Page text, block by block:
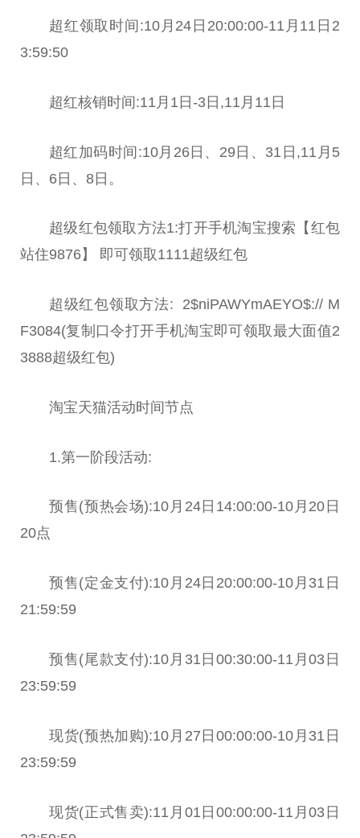
超红领取时间:10月24日20:00:00-11月11日2
3:59:50
超红核销时间:11月1日-3日,11月11日
超红加码时间:10月26日、29日、31日,11月5
日、6日、8日。
超级红包领取方法1:打开手机淘宝搜索【红包
站住9876】 即可领取1111超级红包
超级红包领取方法: 2$niPAWYmAEYO$:// M
F3084(复制口令打开手机淘宝即可领取最大面值2
3888超级红包)
淘宝天猫活动时间节点
1.第一阶段活动:
预售(预热会场):10月24日14:00:00-10月20日
20点
预售(定金支付):10月24日20:00:00-10月31日
21:59:59
预售(尾款支付):10月31日00:30:00-11月03日
23:59:59
现货(预热加购):10月27日00:00:00-10月31日
23:59:59
现货(正式售卖):11月01日00:00:00-11月03日